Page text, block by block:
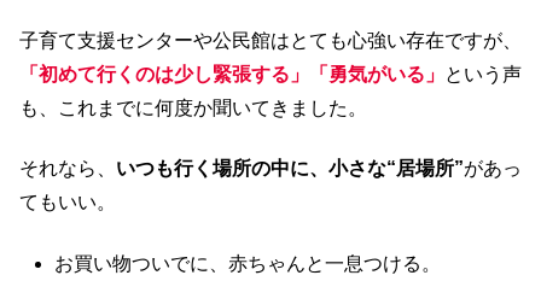
子育て支援センターや公民館はとても心強い存在ですが、
「初めて行くのは少し緊張する」「勇気がいる」 という声
も、これまでに何度か聞いてきました。
それなら、 いつも行く場所の中に、小さな“居場所”があっ
てもいい。
お買い物ついでに、赤ちゃんと一息つける。